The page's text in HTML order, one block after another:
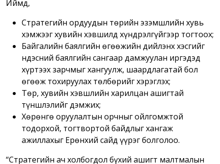
Иймд,
Стратегийн ордуудын төрийн эзэмшлийн хувь
хэмжээг хувийн хэвшилд хүндрэлгүйгээр тогтоох;
Байгалийн баялгийн өгөөжийн дийлэнх хэсгийг
Үндэсний баялгийн сангаар дамжуулан иргэдэд
хүртээх зарчмыг хангуулж, шаардлагатай бол
өгөөж тохируулах төлбөрийг хэрэглэх;
Төр, хувийн хэвшлийн харилцан ашигтай
түншлэлийг дэмжих;
Хөрөнгө оруулалтын орчныг ойлгомжтой
тодорхой, тогтвортой байдлыг хангаж
ажиллахыг Ерөнхий сайд үүрэг болголоо.
“Стратегийн ач холбогдол бүхий ашигт малтмалын